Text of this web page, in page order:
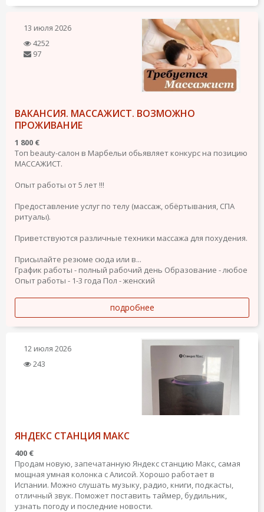
13 июля 2026
4252
97
ВАКАНСИЯ. МАССАЖИСТ. ВОЗМОЖНО
ПРОЖИВАНИЕ
1 800 €
Топ beauty-салон в Марбельи обьявляет конкурс на позицию
МАССАЖИСТ.
Опыт работы от 5 лет !!!
Предоставление услуг по телу (массаж, обёртывания, СПА
ритуалы).
Приветствуются различные техники массажа для похудения.
Присылайте резюме сюда или в...
График работы - полный рабочий день Образование - любое
Опыт работы - 1-3 года Пол - женский
подробнее
12 июля 2026
243
ЯНДЕКС СТАНЦИЯ МАКС
400 €
Продам новую, запечатанную Яндекс станцию Макс, самая
мощная умная колонка с Алисой. Хорошо работает в
Испании. Можно слушать музыку, радио, книги, подкасты,
отличный звук. Поможет поставить таймер, будильник,
узнать погоду и последние новости.